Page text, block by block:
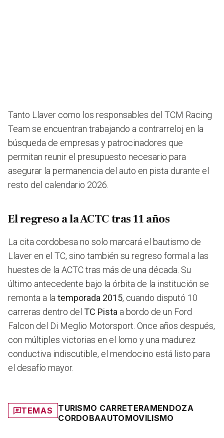
Tanto Llaver como los responsables del TCM Racing
Team se encuentran trabajando a contrarreloj en la
búsqueda de empresas y patrocinadores que
permitan reunir el presupuesto necesario para
asegurar la permanencia del auto en pista durante el
resto del calendario 2026.
El regreso a la ACTC tras 11 años
La cita cordobesa no solo marcará el bautismo de
Llaver en el TC, sino también su regreso formal a las
huestes de la ACTC tras más de una década. Su
último antecedente bajo la órbita de la institución se
remonta a la temporada 2015, cuando disputó 10
carreras dentro del TC Pista a bordo de un Ford
Falcon del Di Meglio Motorsport. Once años después,
con múltiples victorias en el lomo y una madurez
conductiva indiscutible, el mendocino está listo para
el desafío mayor.
TEMAS TURISMO CARRETERAMENDOZA
CORDOBAAUTOMOVILISMO